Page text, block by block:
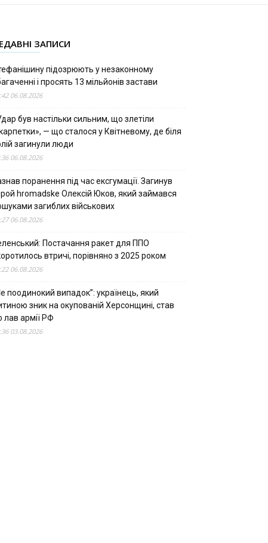
ЗАПИСИ
підозрюють у незаконному
і просять 13 мільйонів застави
06.08.2026
був настільки сильним, що злетіли
— що сталося у Квітневому, де біля
загинули люди
06.08.2026
поранення під час ексгумації. Загинув
hromadske Олексій Юков, який займався
загиблих військових
06.08.2026
Постачання ракет для ППО
втричі, порівняно з 2025 роком
06.08.2026
поодинокий випадок”: українець, який
зник на окупованій Херсонщині, став
лав армії РФ
03.08.2026